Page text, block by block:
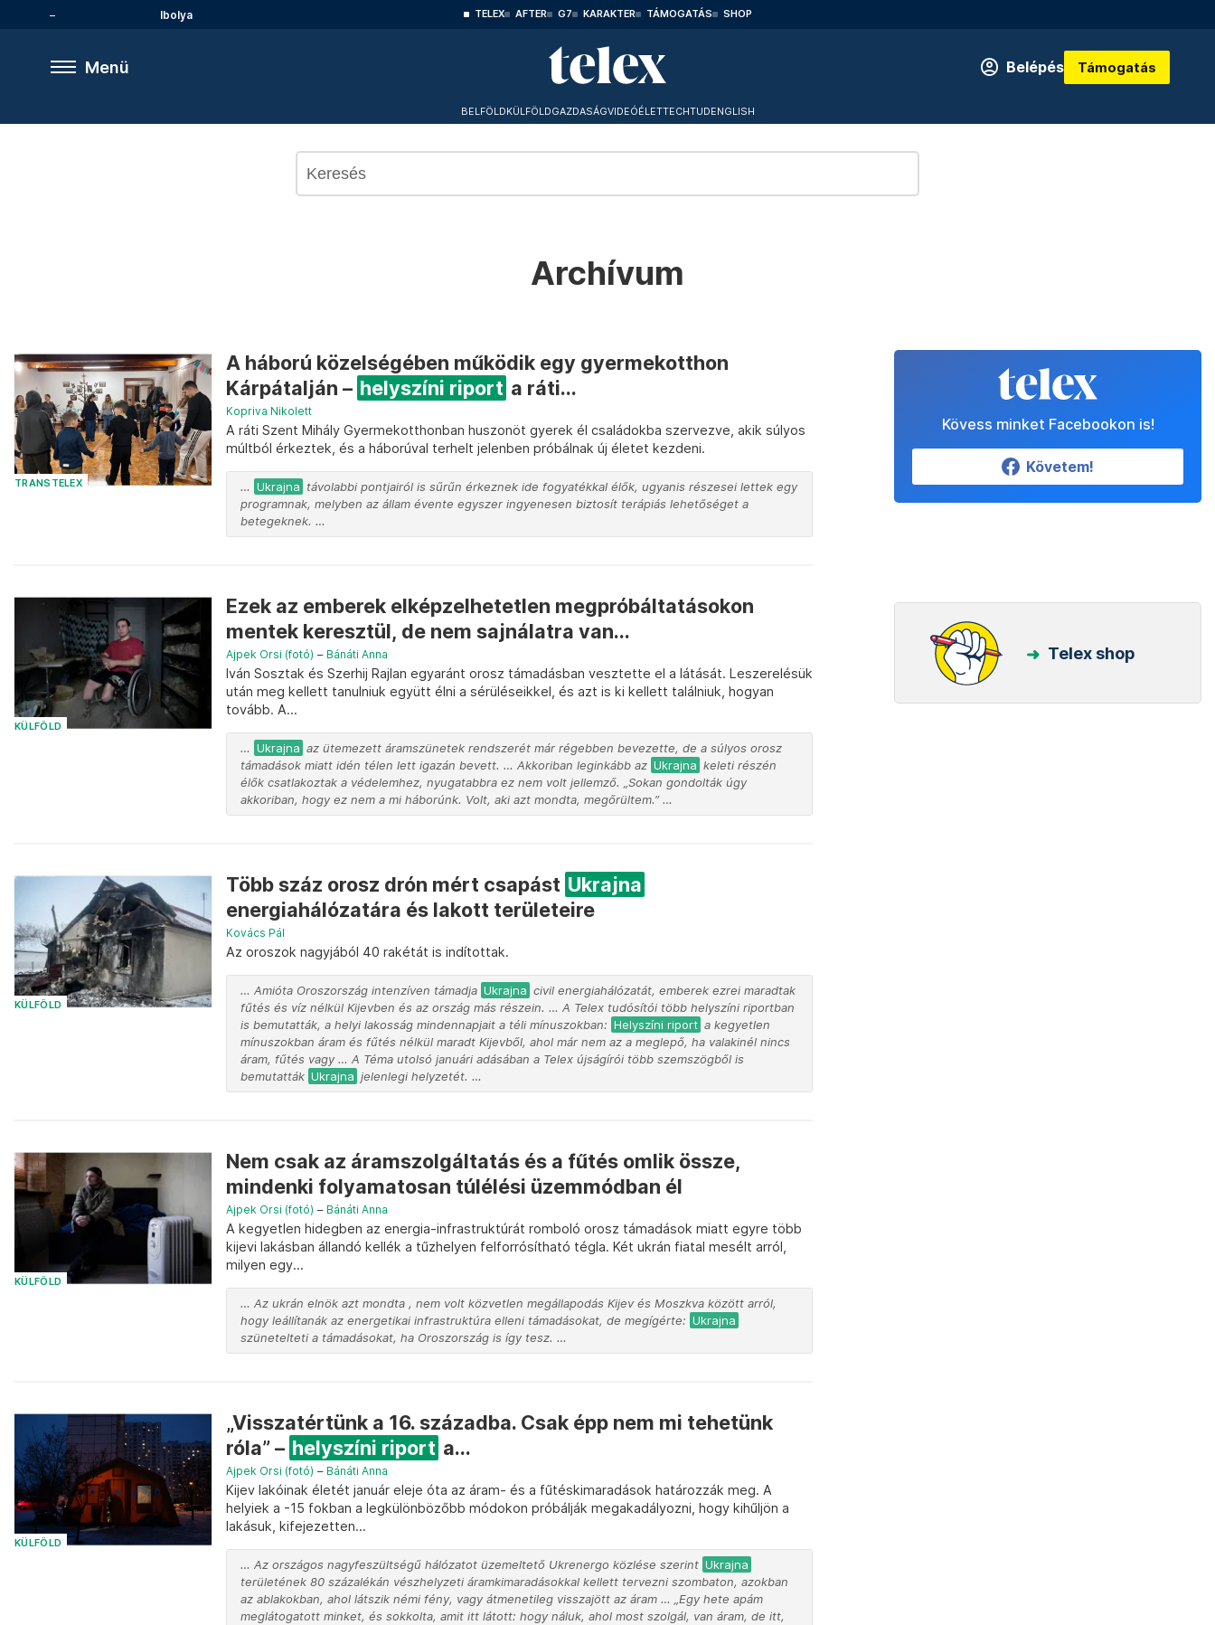
Ibolya TELEX AFTER G7 KARAKTER TÁMOGATÁS SHOP
Menü Belépés Támogatás
BELFÖLDKÜLFÖLDGAZDASÁGVIDEÓÉLETTECHTUDENGLISH
Archívum
TRANSTELEX
A háború közelségében működik egy gyermekotthon
Kárpátalján – helyszíni riport a ráti...
Kopriva Nikolett
A ráti Szent Mihály Gyermekotthonban huszonöt gyerek él családokba szervezve, akik súlyos
múltból érkeztek, és a háborúval terhelt jelenben próbálnak új életet kezdeni.
… Ukrajna távolabbi pontjairól is sűrűn érkeznek ide fogyatékkal élők, ugyanis részesei lettek egy
programnak, melyben az állam évente egyszer ingyenesen biztosít terápiás lehetőséget a
betegeknek. …
KÜLFÖLD
Ezek az emberek elképzelhetetlen megpróbáltatásokon
mentek keresztül, de nem sajnálatra van...
Ajpek Orsi (fotó) – Bánáti Anna
Iván Sosztak és Szerhij Rajlan egyaránt orosz támadásban vesztette el a látását. Leszerelésük
után meg kellett tanulniuk együtt élni a sérüléseikkel, és azt is ki kellett találniuk, hogyan
tovább. A...
… Ukrajna az ütemezett áramszünetek rendszerét már régebben bevezette, de a súlyos orosz
támadások miatt idén télen lett igazán bevett. … Akkoriban leginkább az Ukrajna keleti részén
élők csatlakoztak a védelemhez, nyugatabbra ez nem volt jellemző. „Sokan gondolták úgy
akkoriban, hogy ez nem a mi háborúnk. Volt, aki azt mondta, megőrültem.” …
KÜLFÖLD
Több száz orosz drón mért csapást Ukrajna
energiahálózatára és lakott területeire
Kovács Pál
Az oroszok nagyjából 40 rakétát is indítottak.
… Amióta Oroszország intenzíven támadja Ukrajna civil energiahálózatát, emberek ezrei maradtak
fűtés és víz nélkül Kijevben és az ország más részein. … A Telex tudósítói több helyszíni riportban
is bemutatták, a helyi lakosság mindennapjait a téli mínuszokban: Helyszíni riport a kegyetlen
mínuszokban áram és fűtés nélkül maradt Kijevből, ahol már nem az a meglepő, ha valakinél nincs
áram, fűtés vagy … A Téma utolsó januári adásában a Telex újságírói több szemszögből is
bemutatták Ukrajna jelenlegi helyzetét. …
KÜLFÖLD
Nem csak az áramszolgáltatás és a fűtés omlik össze,
mindenki folyamatosan túlélési üzemmódban él
Ajpek Orsi (fotó) – Bánáti Anna
A kegyetlen hidegben az energia-infrastruktúrát romboló orosz támadások miatt egyre több
kijevi lakásban állandó kellék a tűzhelyen felforrósítható tégla. Két ukrán fiatal mesélt arról,
milyen egy...
… Az ukrán elnök azt mondta , nem volt közvetlen megállapodás Kijev és Moszkva között arról,
hogy leállítanák az energetikai infrastruktúra elleni támadásokat, de megígérte: Ukrajna
szünetelteti a támadásokat, ha Oroszország is így tesz. …
KÜLFÖLD
„Visszatértünk a 16. századba. Csak épp nem mi tehetünk
róla” – helyszíni riport a...
Ajpek Orsi (fotó) – Bánáti Anna
Kijev lakóinak életét január eleje óta az áram- és a fűtéskimaradások határozzák meg. A
helyiek a -15 fokban a legkülönbözőbb módokon próbálják megakadályozni, hogy kihűljön a
lakásuk, kifejezetten...
… Az országos nagyfeszültségű hálózatot üzemeltető Ukrenergo közlése szerint Ukrajna
területének 80 százalékán vészhelyzeti áramkimaradásokkal kellett tervezni szombaton, azokban
az ablakokban, ahol látszik némi fény, vagy átmenetileg visszajött az áram … „Egy hete apám
meglátogatott minket, és sokkolta, amit itt látott: hogy náluk, ahol most szolgál, van áram, de itt,
Kövess minket Facebookon is!
Követem!
Telex shop